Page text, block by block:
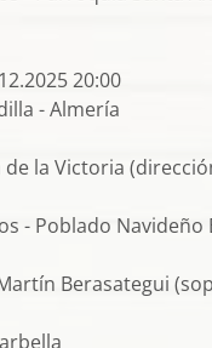
20:00
- Almería
de la Victoria
- Poblado Navideño
Berasategui